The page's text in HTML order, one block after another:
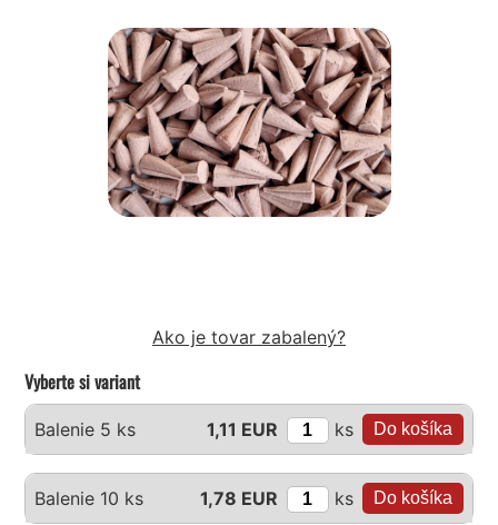
Ako je tovar zabalený?
Vyberte si variant
Balenie 5 ks 1,11 EUR ks
Balenie 10 ks 1,78 EUR ks